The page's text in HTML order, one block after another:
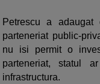
Petrescu a
parteneriat public-
nu isi permit o
parteneriat, statul
infrastructura.